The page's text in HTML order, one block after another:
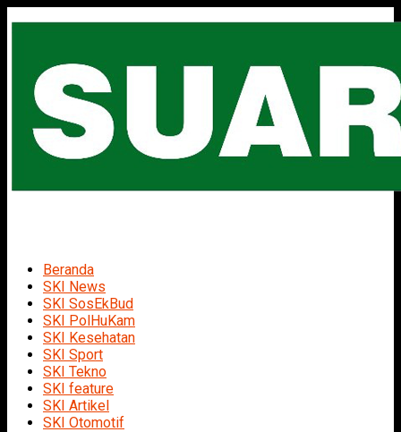
Beranda
SKI News
SKI SosEkBud
SKI PolHuKam
SKI Kesehatan
SKI Sport
SKI Tekno
SKI feature
SKI Artikel
SKI Otomotif